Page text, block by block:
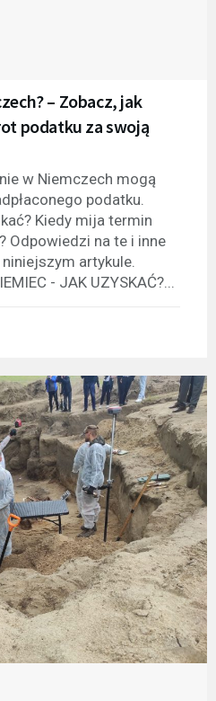
– Zobacz, jak
podatku za swoją
w Niemczech mogą
podatku.
Kiedy mija termin
Odpowiedzi na te i inne
artykule.
- JAK UZYSKAĆ?...